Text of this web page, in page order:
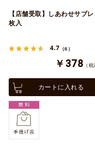
【店舗受取】しあわせサブ
枚入
4.7 （6）
￥378 （税
カートに入れる